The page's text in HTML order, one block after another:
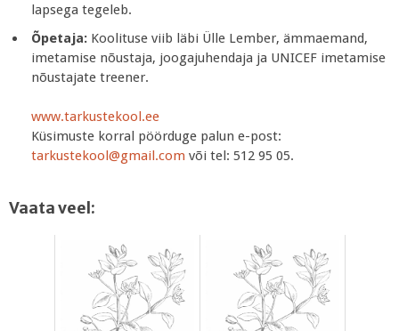
lapsega tegeleb.
Õpetaja: Koolituse viib läbi Ülle Lember, ämmaemand,
imetamise nõustaja, joogajuhendaja ja UNICEF imetamise
nõustajate treener.
www.tarkustekool.ee
Küsimuste korral pöörduge palun e-post:
tarkustekool@gmail.com või tel: 512 95 05.
Vaata veel: